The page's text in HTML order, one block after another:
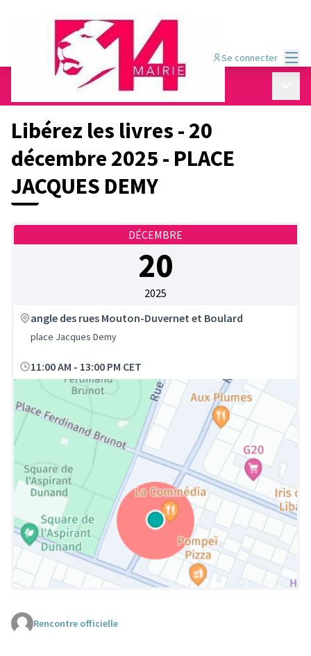
Se connecter
Conseil de quartier Mouton - Duvernet
📍 Les rendez-vous
Libérez les livres - 20
décembre 2025 - PLACE
JACQUES DEMY
DÉCEMBRE
20
2025
angle des rues Mouton-Duvernet et Boulard
place Jacques Demy
11:00 AM - 13:00 PM CET
Rencontre officielle